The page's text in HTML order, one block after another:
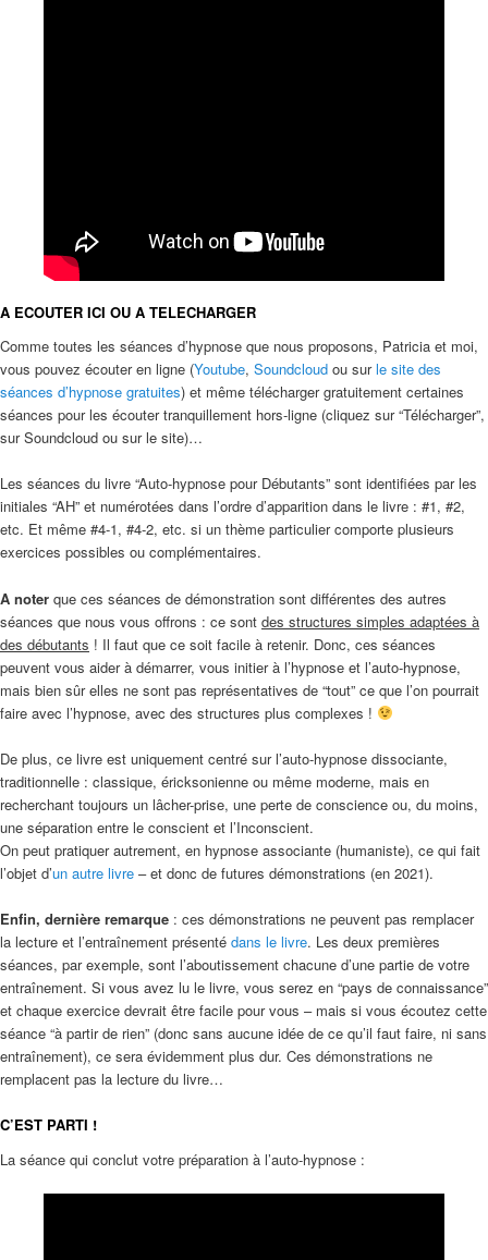
A ECOUTER ICI OU A TELECHARGER
Comme toutes les séances d’hypnose que nous proposons, Patricia et moi,
vous pouvez écouter en ligne (Youtube, Soundcloud ou surle site des
séances d’hypnose gratuites) et même télécharger gratuitement certaines
séances pour les écouter tranquillement hors-ligne (cliquez sur “Télécharger”,
sur Soundcloud ou sur le site)…
Les séances du livre “Auto-hypnose pour Débutants” sont identifiées par les
initiales “AH” et numérotées dans l’ordre d’apparition dans le livre : #1, #2,
etc. Et même #4-1, #4-2, etc. si un thème particulier comporte plusieurs
exercices possibles ou complémentaires.
A noter que ces séances de démonstration sont différentes des autres
séances que nous vous offrons : ce sont des structures simples adaptées à
des débutants ! Il faut que ce soit facile à retenir. Donc, ces séances
peuvent vous aider à démarrer, vous initier à l’hypnose et l’auto-hypnose,
mais bien sûr elles ne sont pas représentatives de “tout” ce que l’on pourrait
faire avec l’hypnose, avec des structures plus complexes !
De plus, ce livre est uniquement centré sur l’auto-hypnose dissociante,
traditionnelle : classique, éricksonienne ou même moderne, mais en
recherchant toujours un lâcher-prise, une perte de conscience ou, du moins,
une séparation entre le conscient et l’Inconscient.
On peut pratiquer autrement, en hypnose associante (humaniste), ce qui fait
l’objet d’un autre livre – et donc de futures démonstrations (en 2021).
Enfin, dernière remarque : ces démonstrations ne peuvent pas remplacer
la lecture et l’entraînement présenté dans le livre. Les deux premières
séances, par exemple, sont l’aboutissement chacune d’une partie de votre
entraînement. Si vous avez lu le livre, vous serez en “pays de connaissance”
et chaque exercice devrait être facile pour vous – mais si vous écoutez cette
séance “à partir de rien” (donc sans aucune idée de ce qu’il faut faire, ni sans
entraînement), ce sera évidemment plus dur. Ces démonstrations ne
remplacent pas la lecture du livre…
C’EST PARTI !
La séance qui conclut votre préparation à l’auto-hypnose :